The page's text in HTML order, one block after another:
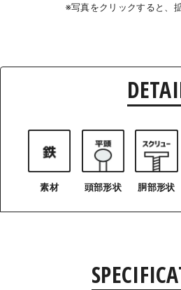
※写真をクリックすると、
素材 頭部形状 胴部形状